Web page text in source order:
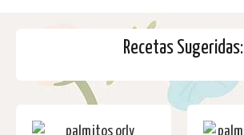
Recetas Sugeridas: